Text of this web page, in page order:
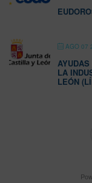
AGO 07
LA
LEÓN